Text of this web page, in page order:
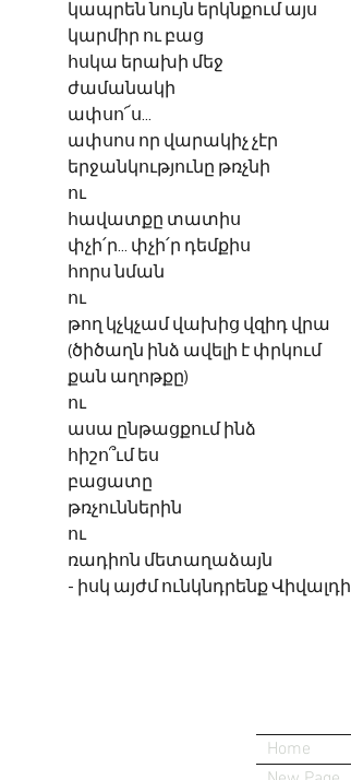
կապրեն նույն երկնքում այս
կարմիր ու բաց
հսկա երախի մեջ
ժամանակի
ափսո՜ս...
ափսոս որ վարակիչ չէր
երջանկությունը թռչնի
ու
հավատքը տատիս
փչի՛ր... փչի՛ր դեմքիս
հորս նման
ու
թող կչկչամ վախից վզիդ վրա
(ծիծաղն ինձ ավելի է փրկում
քան աղոթքը)
ու
ասա ընթացքում ինձ
հիշո՞ւմ ես
բացատը
թռչուններին
ու
ռադիոն մետաղաձայն
- իսկ այժմ ունկնդրենք Վիվալդի
Home